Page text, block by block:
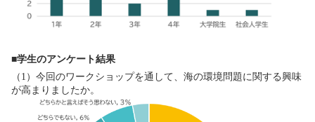
■学生のアンケート結果
（1）今回のワークショップを通して、海の環境問題に関する興味
が高まりましたか。